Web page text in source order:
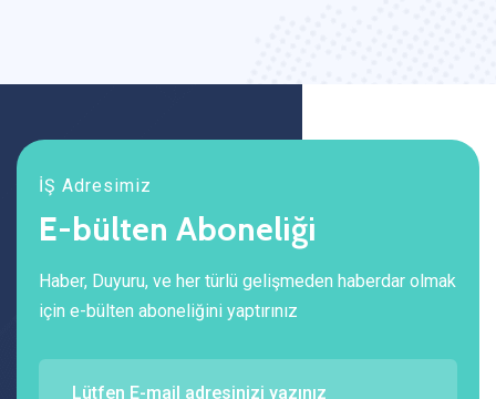
İŞ Adresimiz
E-bülten Aboneliği
Haber, Duyuru, ve her türlü gelişmeden haberdar olmak
için e-bülten aboneliğini yaptırınız